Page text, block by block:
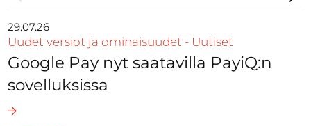
29.07.26
Uudet versiot ja ominaisuudet - Uutiset
Google Pay nyt saatavilla PayiQ:n
sovelluksissa